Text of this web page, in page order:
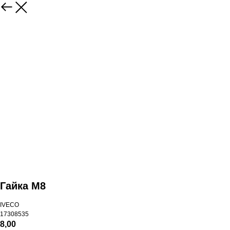
Гайка М8
IVECO
17308535
8,00